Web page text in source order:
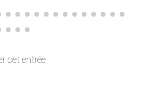
cet entrée